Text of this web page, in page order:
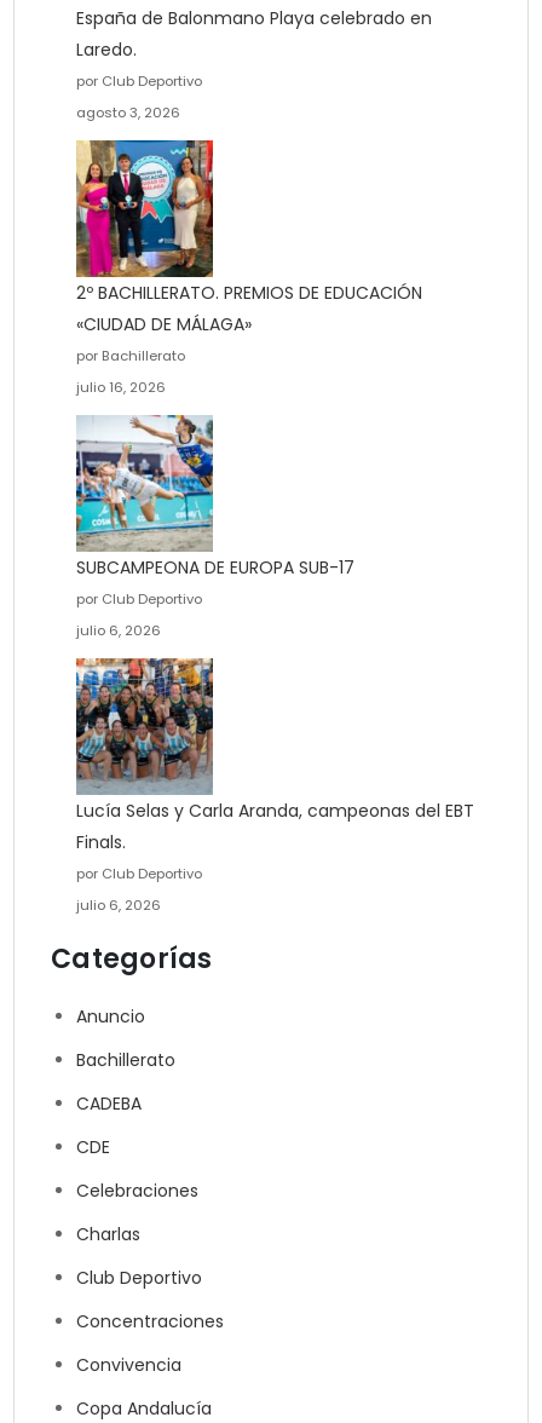
España de Balonmano Playa celebrado en
Laredo.
por Club Deportivo
agosto 3, 2026
2º BACHILLERATO. PREMIOS DE EDUCACIÓN
«CIUDAD DE MÁLAGA»
por Bachillerato
julio 16, 2026
SUBCAMPEONA DE EUROPA SUB-17
por Club Deportivo
julio 6, 2026
Lucía Selas y Carla Aranda, campeonas del EBT
Finals.
por Club Deportivo
julio 6, 2026
Categorías
Anuncio
Bachillerato
CADEBA
CDE
Celebraciones
Charlas
Club Deportivo
Concentraciones
Convivencia
Copa Andalucía